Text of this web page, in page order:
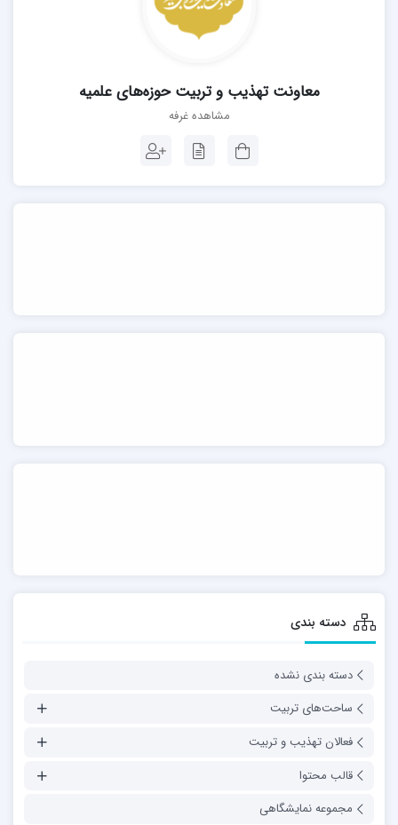
معاونت تهذیب و تربیت حوزه‌های علمیه
مشاهده غرفه
دسته بندی
دسته بندی نشده
ساحت‌های تربیت
فعالان تهذیب و تربیت
قالب محتوا
مجموعه نمایشگاهی